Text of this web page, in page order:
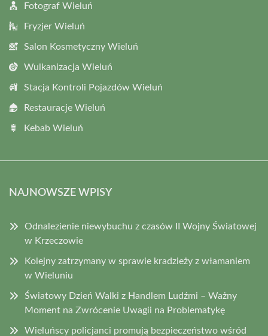
Fotograf Wieluń
Fryzjer Wieluń
Salon Kosmetyczny Wieluń
Wulkanizacja Wieluń
Stacja Kontroli Pojazdów Wieluń
Restauracje Wieluń
Kebab Wieluń
NAJNOWSZE WPISY
Odnalezienie niewybuchu z czasów II Wojny Światowej
w Krzeczowie
Kolejny zatrzymany w sprawie kradzieży z włamaniem
w Wieluniu
Światowy Dzień Walki z Handlem Ludźmi – Ważny
Moment na Zwrócenie Uwagii na Problematykę
Wieluńscy policjanci promują bezpieczeństwo wśród